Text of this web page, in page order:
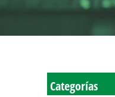
Categorías